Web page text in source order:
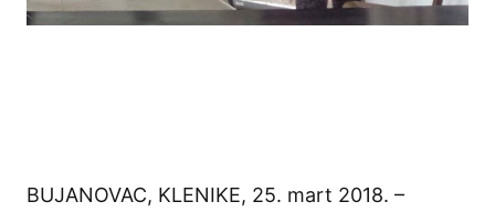
BUJANOVAC, KLENIKE, 25. mart 2018. –